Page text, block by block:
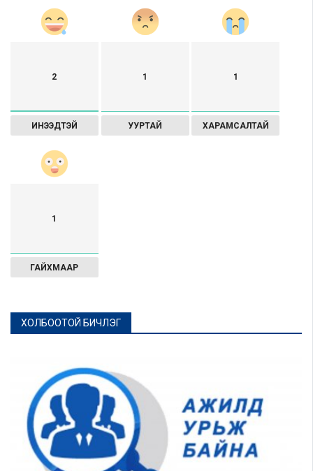
2
ИНЭЭДТЭЙ
1
УУРТАЙ
1
ХАРАМСАЛТАЙ
1
ГАЙХМААР
ХОЛБООТОЙ БИЧЛЭГ